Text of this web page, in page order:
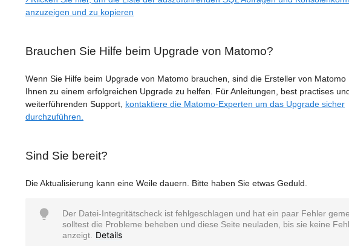
anzuzeigen und zu kopieren
Brauchen Sie Hilfe beim Upgrade von Matomo?
Wenn Sie Hilfe beim Upgrade von Matomo brauchen, sind die Ersteller von Matomo
Ihnen zu einem erfolgreichen Upgrade zu helfen. Für Anleitungen, best practises
weiterführenden Support, kontaktiere die Matomo-Experten um das Upgrade sicher
durchzuführen.
Sind Sie bereit?
Die Aktualisierung kann eine Weile dauern. Bitte haben Sie etwas Geduld.
Der Datei-Integritätscheck ist fehlgeschlagen und hat ein paar Fehler
solltest die Probleme beheben und diese Seite neuladen, bis sie keine
anzeigt.
Details